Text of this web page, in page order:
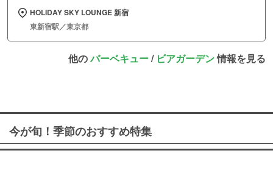
HOLIDAY SKY LOUNGE 新宿
東新宿駅／東京都
他のバーベキュー/ ビアガーデン情報を見る
今が旬！季節のおすすめ特集